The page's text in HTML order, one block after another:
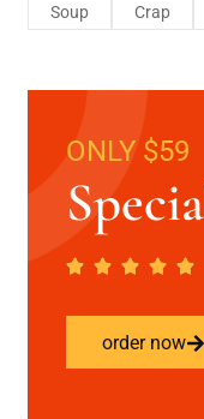
Soup Crap
ONLY $59
order now